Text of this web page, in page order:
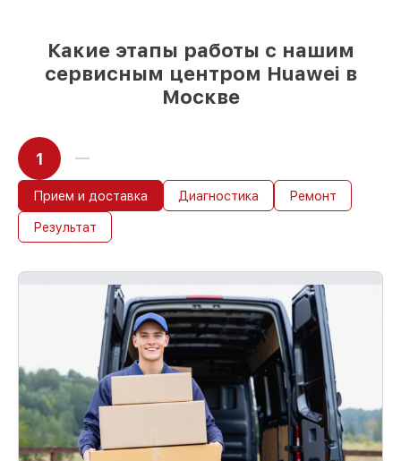
Какие этапы работы с нашим
сервисным центром Huawei в
Москве
1
Прием и доставка Диагностика Ремонт
Результат